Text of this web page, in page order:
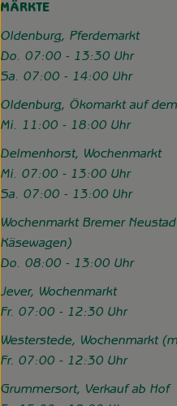
MÄRKTE
Oldenburg, Pferdemarkt
Do. 07:00 - 13:30 Uhr
Sa. 07:00 - 14:00 Uhr
Oldenburg, Ökomarkt auf
Mi. 11:00 - 18:00 Uhr
Delmenhorst, Wochenmarkt
Mi. 07:00 - 13:00 Uhr
Sa. 07:00 - 13:00 Uhr
Wochenmarkt Bremer
Käsewagen)
Do. 08:00 - 13:00 Uhr
Jever, Wochenmarkt
Fr. 07:00 - 12:30 Uhr
Westerstede, Wochenmarkt
Fr. 07:00 - 12:30 Uhr
Grummersort, Verkauf ab Hof